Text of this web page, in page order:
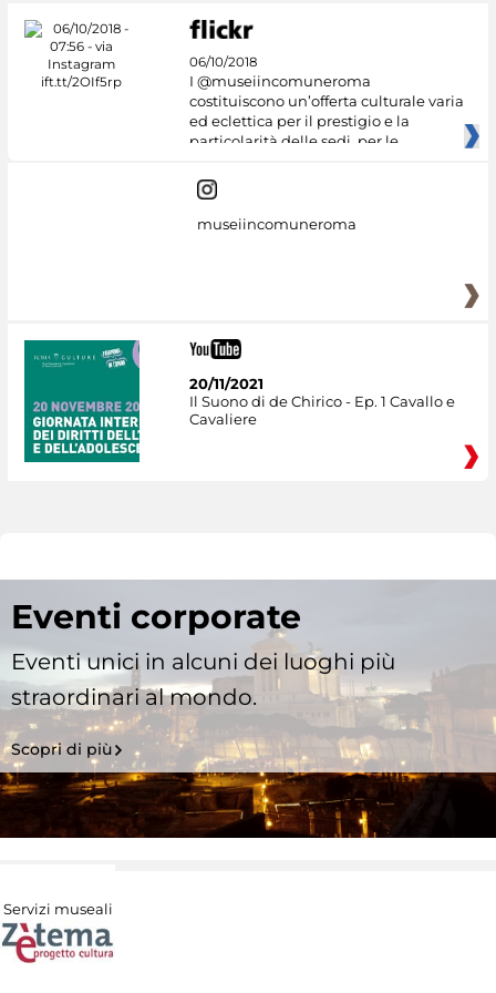
06/10/2018
I @museiincomuneroma
costituiscono un’offerta culturale varia
ed eclettica per il prestigio e la
particolarità delle sedi, per le
museiincomuneroma
20/11/2021
Il Suono di de Chirico - Ep. 1 Cavallo e
Cavaliere
Eventi corporate
Eventi unici in alcuni dei luoghi più
straordinari al mondo.
Scopri di più
Servizi museali